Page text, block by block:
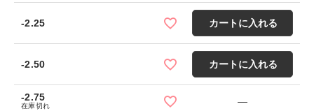
-2.25 カートに入れる
-2.50 カートに入れる
-2.75
在庫切れ —